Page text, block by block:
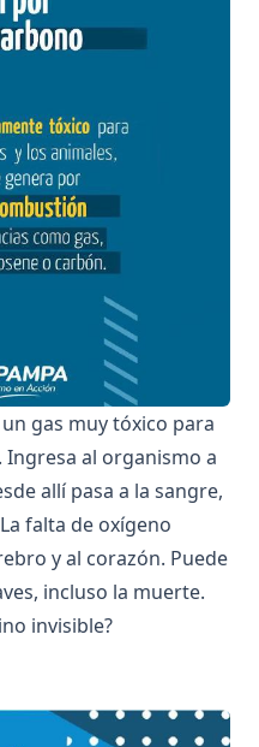
gas muy tóxico para
Ingresa al organismo a
allí pasa a la sangre,
falta de oxígeno
y al corazón. Puede
incluso la muerte.
invisible?